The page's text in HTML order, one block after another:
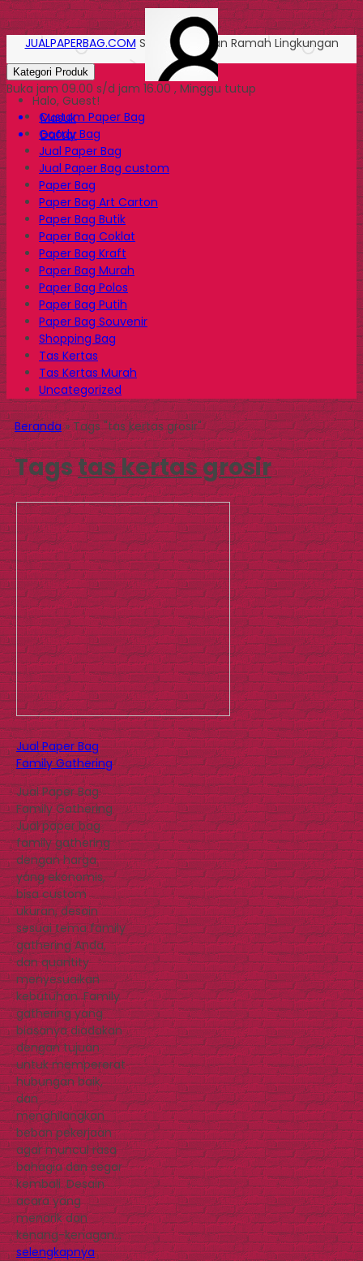
Halo, Guest!
Masuk
Daftar
JUALPAPERBAG.COM Solusi Kemasan Ramah Lingkungan
Kategori Produk
Buka jam 09.00 s/d jam 16.00 , Minggu tutup
Custom Paper Bag
Goody Bag
Jual Paper Bag
Jual Paper Bag custom
Paper Bag
Paper Bag Art Carton
Paper Bag Butik
Paper Bag Coklat
Paper Bag Kraft
Paper Bag Murah
Paper Bag Polos
Paper Bag Putih
Paper Bag Souvenir
Shopping Bag
Tas Kertas
Tas Kertas Murah
Uncategorized
Beranda»Tags "tas kertas grosir"
Tagstas kertas grosir
Jual Paper Bag
Family Gathering
Jual Paper Bag
Family Gathering
Jual paper bag
family gathering
dengan harga
yang ekonomis,
bisa custom
ukuran, desain
sesuai tema family
gathering Anda,
dan quantity
menyesuaikan
kebutuhan. Family
gathering yang
biasanya diadakan
dengan tujuan
untuk mempererat
hubungan baik,
dan
menghilangkan
beban pekerjaan
agar muncul rasa
bahagia dan segar
kembali. Desain
acara yang
menarik dan
kenang-kenagan…
selengkapnya